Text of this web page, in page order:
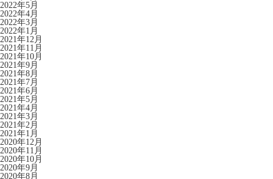
2022年5月
2022年4月
2022年3月
2022年1月
2021年12月
2021年11月
2021年10月
2021年9月
2021年8月
2021年7月
2021年6月
2021年5月
2021年4月
2021年3月
2021年2月
2021年1月
2020年12月
2020年11月
2020年10月
2020年9月
2020年8月